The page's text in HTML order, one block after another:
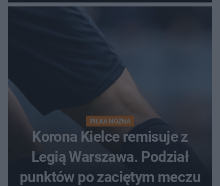
PIŁKA NOŻNA
Korona Kielce remisuje z
Legią Warszawa. Podział
punktów po zaciętym meczu